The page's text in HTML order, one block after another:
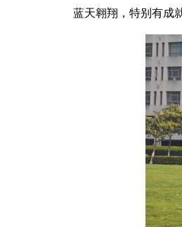
蓝天翱翔，特别有成